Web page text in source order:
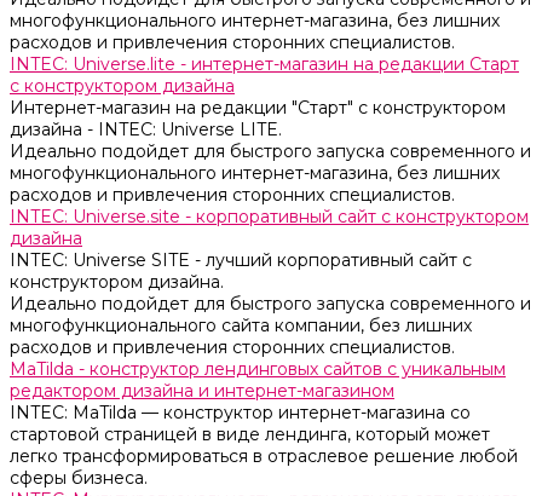
многофункционального интернет-магазина, без лишних
расходов и привлечения сторонних специалистов.
INTEC: Universe.lite - интернет-магазин на редакции Старт
с конструктором дизайна
Интернет-магазин на редакции "Старт" с конструктором
дизайна - INTEC: Universe LITE.
Идеально подойдет для быстрого запуска современного и
многофункционального интернет-магазина, без лишних
расходов и привлечения сторонних специалистов.
INTEC: Universe.site - корпоративный сайт с конструктором
дизайна
INTEC: Universe SITE - лучший корпоративный сайт с
конструктором дизайна.
Идеально подойдет для быстрого запуска современного и
многофункционального сайта компании, без лишних
расходов и привлечения сторонних специалистов.
MaTilda - конструктор лендинговых сайтов с уникальным
редактором дизайна и интернет-магазином
INTEC: MaTilda — конструктор интернет-магазина со
стартовой страницей в виде лендинга, который может
легко трансформироваться в отраслевое решение любой
сферы бизнеса.